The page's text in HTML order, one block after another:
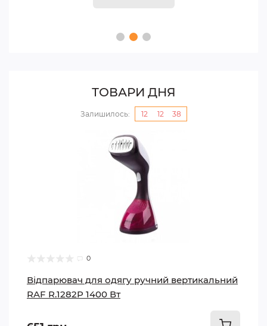
ТОВАРИ ДНЯ
Залишилось: 12 12 37
0
Відпарювач для одягу ручний вертикальний
RAF R.1282P 1400 Вт